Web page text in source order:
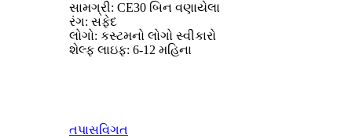
સામગ્રી: CE30 બિન વણાયેલા
રંગ: સફેદ
લોગો: કસ્ટમનો લોગો સ્વીકારો
શેલ્ફ લાઇફ: 6-12 મહિના
તપાસવિગત